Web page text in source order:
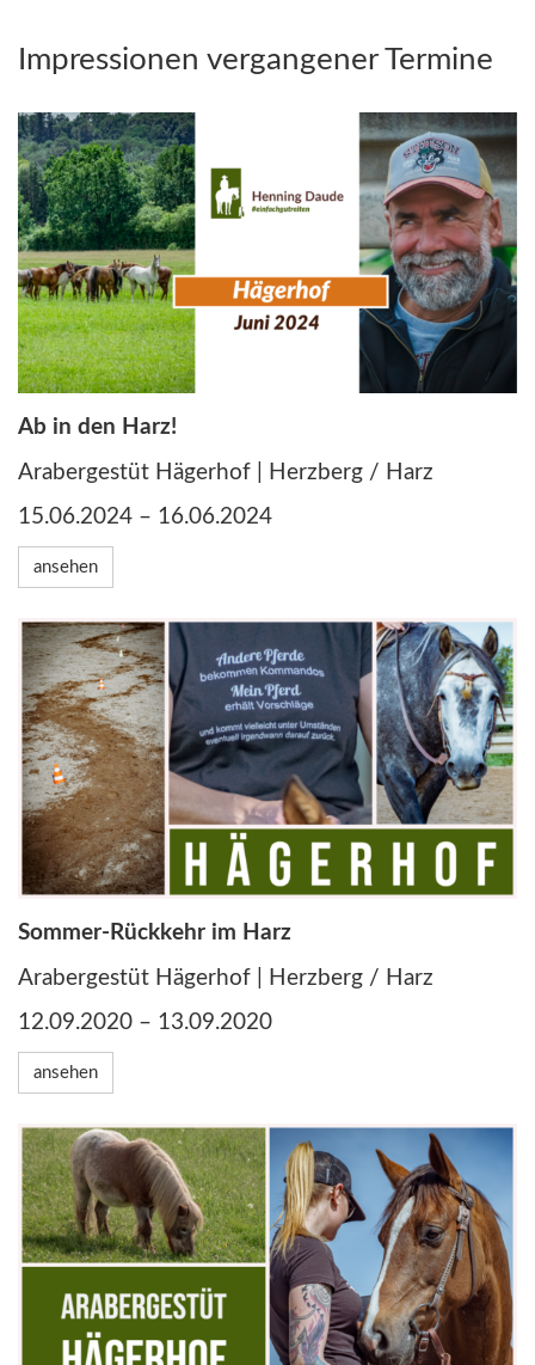
Impressionen vergangener Termine
Ab in den Harz!
Arabergestüt Hägerhof | Herzberg / Harz
15.06.2024 – 16.06.2024
ansehen
Sommer-Rückkehr im Harz
Arabergestüt Hägerhof | Herzberg / Harz
12.09.2020 – 13.09.2020
ansehen